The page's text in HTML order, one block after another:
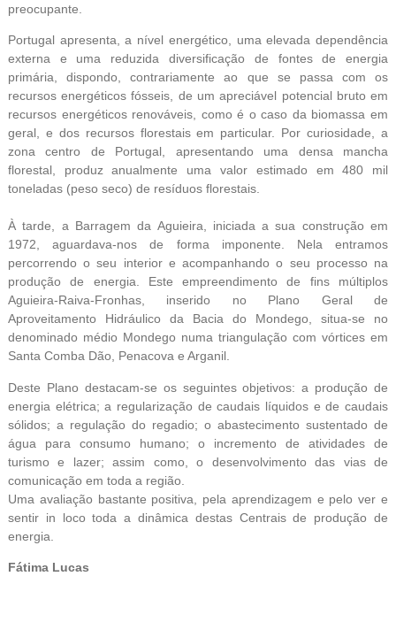
preocupante.
Portugal apresenta, a nível energético, uma elevada dependência
externa e uma reduzida diversificação de fontes de energia
primária, dispondo, contrariamente ao que se passa com os
recursos energéticos fósseis, de um apreciável potencial bruto em
recursos energéticos renováveis, como é o caso da biomassa em
geral, e dos recursos florestais em particular. Por curiosidade, a
zona centro de Portugal, apresentando uma densa mancha
florestal, produz anualmente uma valor estimado em 480 mil
toneladas (peso seco) de resíduos florestais.
À tarde, a Barragem da Aguieira, iniciada a sua construção em
1972, aguardava-nos de forma imponente. Nela entramos
percorrendo o seu interior e acompanhando o seu processo na
produção de energia. Este empreendimento de fins múltiplos
Aguieira-Raiva-Fronhas, inserido no Plano Geral de
Aproveitamento Hidráulico da Bacia do Mondego, situa-se no
denominado médio Mondego numa triangulação com vórtices em
Santa Comba Dão, Penacova e Arganil.
Deste Plano destacam-se os seguintes objetivos: a produção de
energia elétrica; a regularização de caudais líquidos e de caudais
sólidos; a regulação do regadio; o abastecimento sustentado de
água para consumo humano; o incremento de atividades de
turismo e lazer; assim como, o desenvolvimento das vias de
comunicação em toda a região.
Uma avaliação bastante positiva, pela aprendizagem e pelo ver e
sentir in loco toda a dinâmica destas Centrais de produção de
energia.
Fátima Lucas